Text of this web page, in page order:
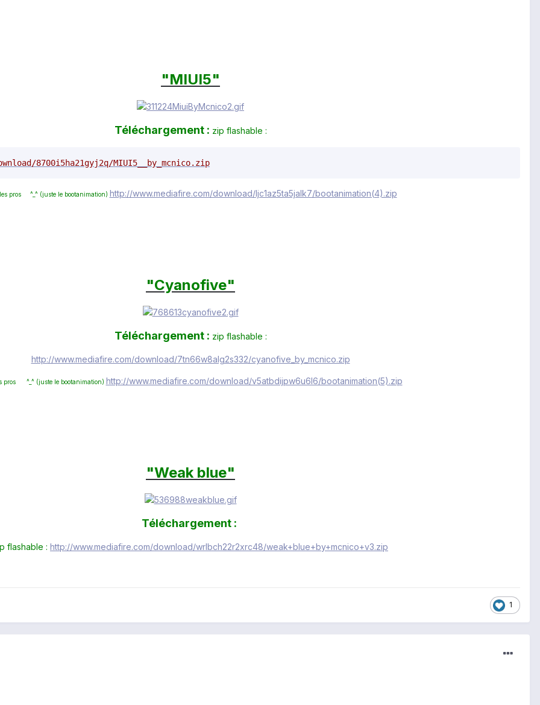
"MIUI5"
Téléchargement : zip flashable :
8700i5ha21gyj2q/MIUI5__by_mcnico.zip
pros ^_^ (juste le bootanimation) http://www.mediafire.com/download/ljc1az5ta5jalk7/bootanimation(4).zip
"Cyanofive"
Téléchargement : zip flashable :
http://www.mediafire.com/download/7tn66w8alg2s332/cyanofive_by_mcnico.zip
pros ^_^ (juste le bootanimation) http://www.mediafire.com/download/v5atbdijpw6u6l6/bootanimation(5).zip
"Weak blue"
Téléchargement :
flashable : http://www.mediafire.com/download/wrlbch22r2xrc48/weak+blue+by+mcnico+v3.zip
1